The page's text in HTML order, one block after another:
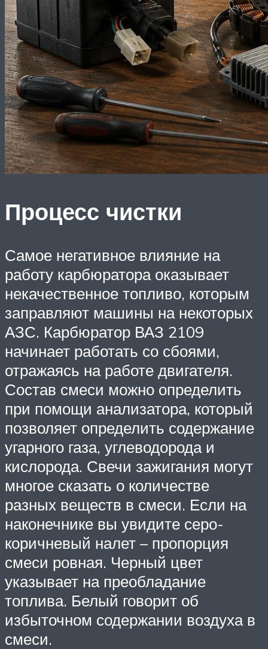
Процесс чистки
Самое негативное влияние на
работу карбюратора оказывает
некачественное топливо, которым
заправляют машины на некоторых
АЗС. Карбюратор ВАЗ 2109
начинает работать со сбоями,
отражаясь на работе двигателя.
Состав смеси можно определить
при помощи анализатора, который
позволяет определить содержание
угарного газа, углеводорода и
кислорода. Свечи зажигания могут
многое сказать о количестве
разных веществ в смеси. Если на
наконечнике вы увидите серо-
коричневый налет – пропорция
смеси ровная. Черный цвет
указывает на преобладание
топлива. Белый говорит об
избыточном содержании воздуха в
смеси.